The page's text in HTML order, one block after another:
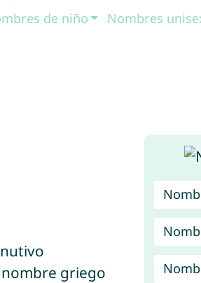
de niño Nombres
griego